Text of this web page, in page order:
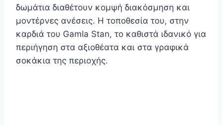
δωμάτια διαθέτουν κομψή διακόσμηση και
μοντέρνες ανέσεις. Η τοποθεσία του, στην
καρδιά του Gamla Stan, το καθιστά ιδανικό για
περιήγηση στα αξιοθέατα και στα γραφικά
σοκάκια της περιοχής.